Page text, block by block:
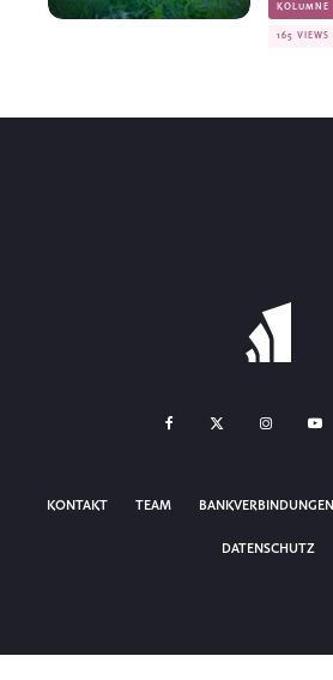
KOLUMNE
165 VIEWS
KONTAKT TEAM BANKVERBINDUNGEN
DATENSCHUTZ